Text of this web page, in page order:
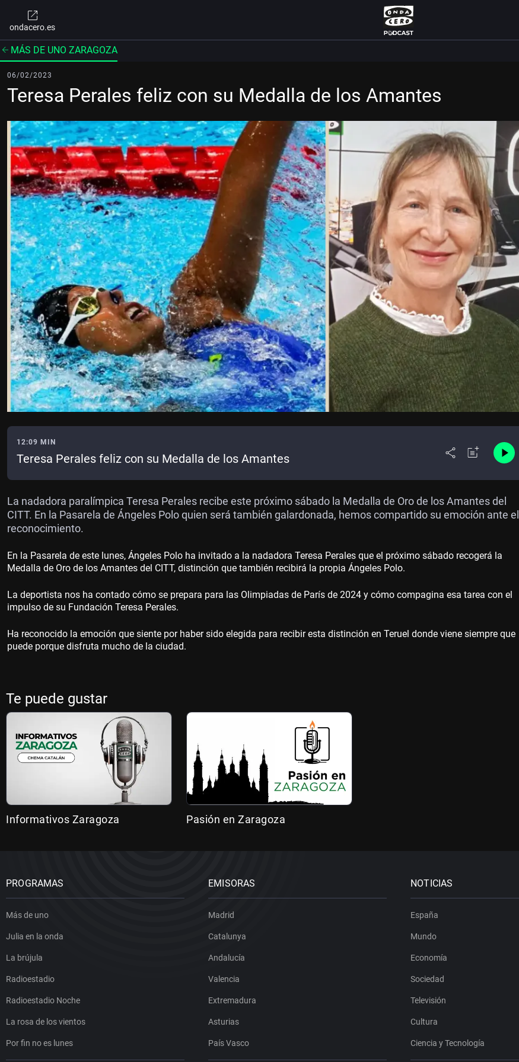
ondacero.es
MÁS DE UNO ZARAGOZA
06/02/2023
Teresa Perales feliz con su Medalla de los Amantes
12:09 MIN
Teresa Perales feliz con su Medalla de los Amantes
La nadadora paralímpica Teresa Perales recibe este próximo sábado la Medalla de Oro de los Amantes del
CITT. En la Pasarela de Ángeles Polo quien será también galardonada, hemos compartido su emoción ante el
reconocimiento.
En la Pasarela de este lunes, Ángeles Polo ha invitado a la nadadora Teresa Perales que el próximo sábado recogerá la
Medalla de Oro de los Amantes del CITT, distinción que también recibirá la propia Ángeles Polo.
La deportista nos ha contado cómo se prepara para las Olimpiadas de París de 2024 y cómo compagina esa tarea con el
impulso de su Fundación Teresa Perales.
Ha reconocido la emoción que siente por haber sido elegida para recibir esta distinción en Teruel donde viene siempre que
puede porque disfruta mucho de la ciudad.
Te puede gustar
Informativos Zaragoza Pasión en Zaragoza
PROGRAMAS
Más de uno
Julia en la onda
La brújula
Radioestadio
Radioestadio Noche
La rosa de los vientos
Por fin no es lunes
EMISORAS
Madrid
Catalunya
Andalucía
Valencia
Extremadura
Asturias
País Vasco
NOTICIAS
España
Mundo
Economía
Sociedad
Televisión
Cultura
Ciencia y Tecnología